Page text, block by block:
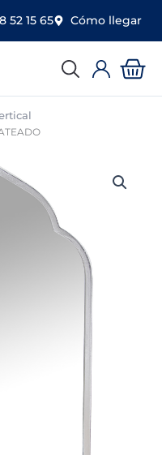
52 15 65 Cómo llegar